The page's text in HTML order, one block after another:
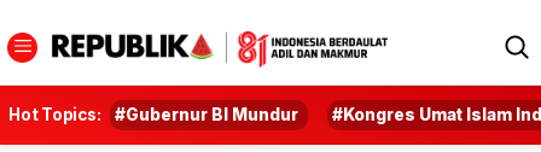
Hot Topics: #Gubernur BI Mundur #Kongres Umat Islam